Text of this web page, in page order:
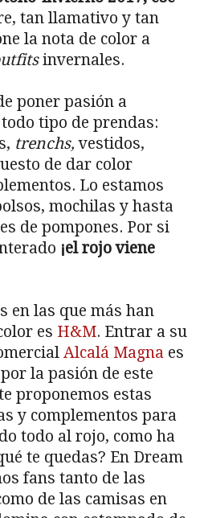
tan llamativo y tan
la nota de color a
invernales.
poner pasión a
tipo de prendas:
trenchs, vestidos,
de dar color
Lo estamos
mochilas y hasta
de pompones. Por si
¡el rojo viene
en las que más han
es H&M. Entrar a su
Alcalá Magna es
la pasión de este
proponemos estas
y complementos para
todo al rojo, como ha
te quedas? En Dream
fans tanto de las
de las camisas en